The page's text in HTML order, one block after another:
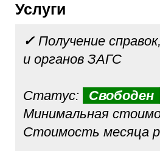
Услуги
✓ Получение
и органов ЗАГС
Статус:
Свободен
Минимальная
Стоимость месяца